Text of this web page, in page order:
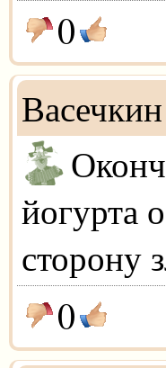
0
Васечкин
йогурта
сторону
0